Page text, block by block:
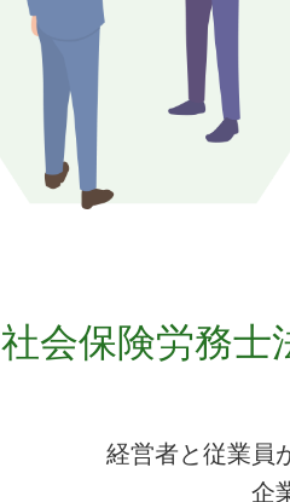
社会保険労務士
経営者と従業員
企